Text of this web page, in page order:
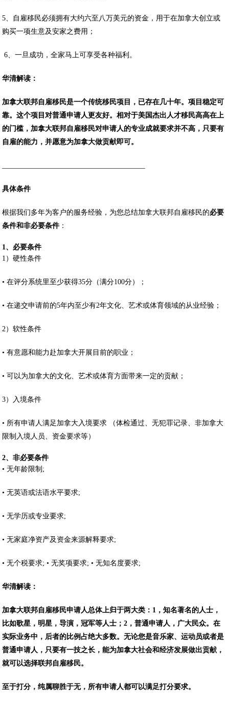
5、自雇移民必须拥有大约六至八万美元的资金，用于在加拿大创立或
购买一项生意及安家之费用；
6、一旦成功，全家马上可享受各种福利。
华清解读：
加拿大联邦自雇移民是一个传统移民项目，已存在几十年。项目稳定可
靠。这个项目对普通申请人更友好。相对于美国杰出人才移民高高在上
的门槛，加拿大联邦自雇移民对申请人的专业成就要求并不高，只要有
自雇的能力，并愿意为加拿大做贡献即可。
具体条件
根据我们多年为客户的服务经验，为您总结加拿大联邦自雇移民的必要
条件和非必要条件：
1、必要条件
1）硬性条件
• 在评分系统里至少获得35分（满分100分）；
• 在递交申请前的5年内至少有2年文化、艺术或体育领域的从业经验；
2）软性条件
• 有意愿和能力赴加拿大开展目前的职业；
• 可以为加拿大的文化、艺术或体育方面带来一定的贡献；
3）入境条件
• 所有申请人满足加拿大入境要求 （体检通过、无犯罪记录、非加拿大
限制入境人员、资金要求等）
2、非必要条件
• 无年龄限制;
• 无英语或法语水平要求;
• 无学历或专业要求;
• 无家庭净资产及资金来源解释要求;
• 无个税要求; • 无奖项要求; • 无知名度要求;
华清解读：
加拿大联邦自雇移民申请人总体上归于两大类：1，知名著名的人士，
比如歌星，明星，导演，冠军等人士；2，普通申请人，广大民众。在
实际业务中，后者的比例占绝大多数。无论您是音乐家、运动员或者是
普通申请人，只要有一技之长，能为加拿大社会和经济发展做出贡献，
就可以选择联邦自雇移民。
至于打分，纯属聊胜于无，所有申请人都可以满足打分要求。